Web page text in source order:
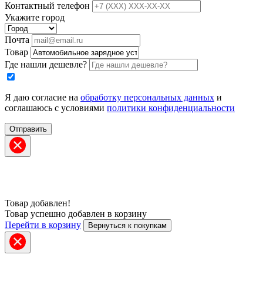
Контактный телефон
Укажите город
Почта
Товар
Где нашли дешевле?
Я даю согласие на обработку персональных данных и
соглашаюсь с условиями политики конфиденциальности
Отправить
Товар добавлен!
Товар успешно добавлен в корзину
Перейти в корзину
Вернуться к покупкам